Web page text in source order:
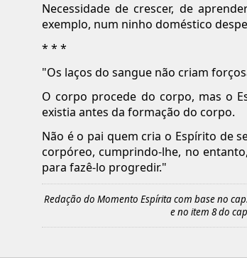
Necessidade de crescer, de
exemplo, num ninho doméstico
* * *
"Os laços do sangue não criam
O corpo procede do corpo, mas o
existia antes da formação do corpo.
Não é o pai quem cria o Espírito de
corpóreo, cumprindo-lhe, no
para fazê-lo progredir."
Redação do Momento Espírita com base no
e no item 8 do